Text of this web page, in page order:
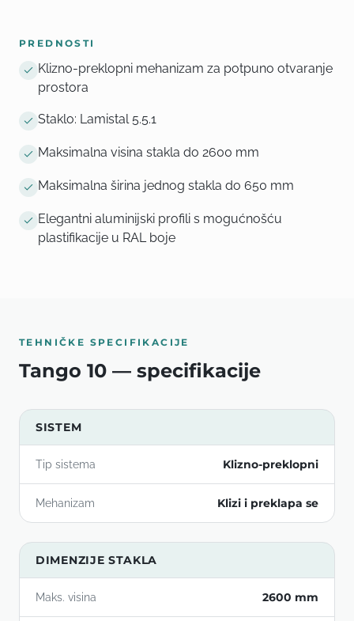
PREDNOSTI
Klizno-preklopni mehanizam za potpuno otvaranje
prostora
Staklo: Lamistal 5.5.1
Maksimalna visina stakla do 2600 mm
Maksimalna širina jednog stakla do 650 mm
Elegantni aluminijski profili s mogućnošću
plastifikacije u RAL boje
TEHNIČKE SPECIFIKACIJE
Tango 10 — specifikacije
SISTEM
Tip sistema Klizno-preklopni
Mehanizam Klizi i preklapa se
DIMENZIJE STAKLA
Maks. visina 2600 mm